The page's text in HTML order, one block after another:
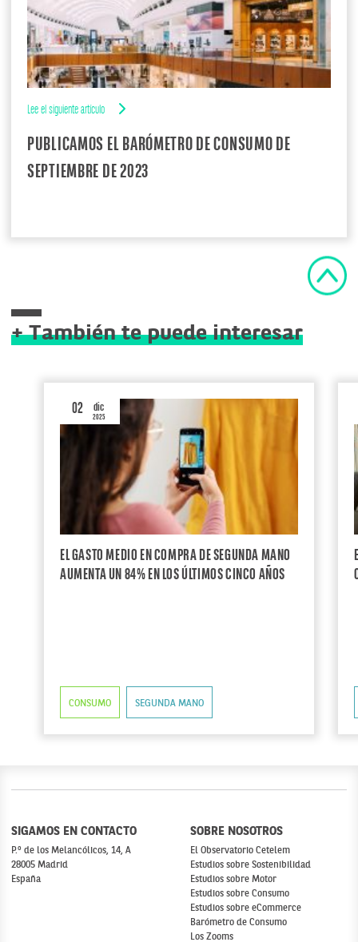
Lee el siguiente artículo
PUBLICAMOS EL BARÓMETRO DE CONSUMO DE
SEPTIEMBRE DE 2023
+ También te puede interesar
02 dic
2025
EL GASTO MEDIO EN COMPRA DE SEGUNDA MANO
AUMENTA UN 84% EN LOS ÚLTIMOS CINCO AÑOS
CONSUMO SEGUNDA MANO
SIGAMOS EN CONTACTO
P.º de los Melancólicos, 14, A
28005 Madrid
España
SOBRE NOSOTROS
El Observatorio Cetelem
Estudios sobre Sostenibilidad
Estudios sobre Motor
Estudios sobre Consumo
Estudios sobre eCommerce
Barómetro de Consumo
Los Zooms